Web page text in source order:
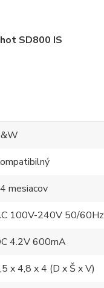
SD800 IS
mesiacov
100V-240V 50/60Hz
4.2V 600mA
x 4,8 x 4 (D x Š x V)